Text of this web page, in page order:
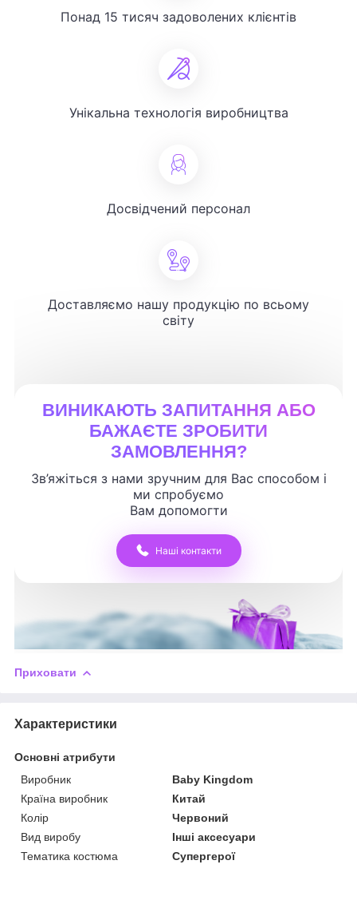
Понад 15 тисяч задоволених клієнтів
Унікальна технологія виробництва
Досвідчений персонал
Доставляємо нашу продукцію по всьому
світу
ВИНИКАЮТЬ ЗАПИТАННЯ АБО
БАЖАЄТЕ ЗРОБИТИ
ЗАМОВЛЕННЯ?
Зв’яжіться з нами зручним для Вас способом і
ми спробуємо
Вам допомогти
Наші контакти
Приховати
Характеристики
Основні атрибути
Виробник
Baby Kingdom
Країна виробник
Китай
Колір
Червоний
Вид виробу
Інші аксесуари
Тематика костюма
Супергерої